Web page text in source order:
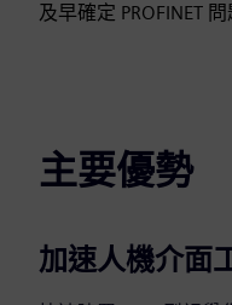
及早確定 PROFINET
主要優勢
加速人機介面